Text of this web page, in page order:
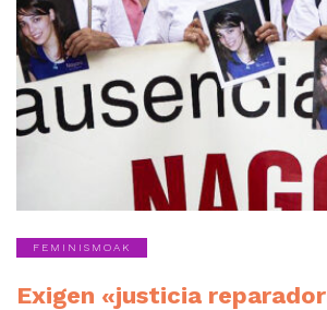
FEMINISMOAK
Exigen «justicia